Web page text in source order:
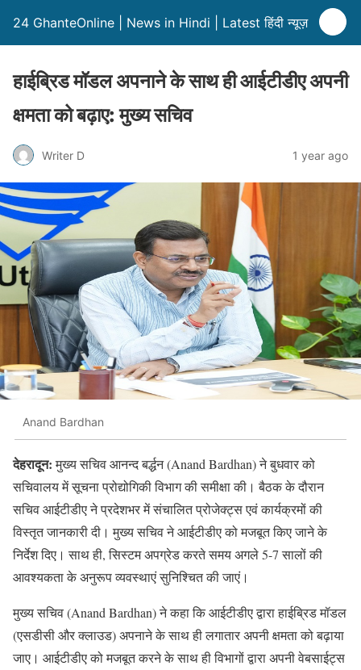
24 GhanteOnline | News in Hindi | Latest हिंदी न्यूज़
हाईब्रिड मॉडल अपनाने के साथ ही आईटीडीए अपनी
क्षमता को बढ़ाए: मुख्य सचिव
Writer D 1 year ago
Anand Bardhan
देहरादून:मुख्य सचिव आनन्द बर्द्धन (Anand Bardhan) ने बुधवार को
सचिवालय में सूचना प्रोद्योगिकी विभाग की समीक्षा की। बैठक के दौरान
सचिव आईटीडीए ने प्रदेशभर में संचालित प्रोजेक्ट्स एवं कार्यक्रमों की
विस्तृत जानकारी दी। मुख्य सचिव ने आईटीडीए को मजबूत किए जाने के
निर्देश दिए। साथ ही, सिस्टम अपग्रेड करते समय अगले 5-7 सालों की
आवश्यकता के अनुरूप व्यवस्थाएं सुनिश्चित की जाएं।
मुख्य सचिव (Anand Bardhan) ने कहा कि आईटीडीए द्वारा हाईब्रिड मॉडल
(एसडीसी और क्लाउड) अपनाने के साथ ही लगातार अपनी क्षमता को बढ़ाया
जाए। आईटीडीए को मजबूत करने के साथ ही विभागों द्वारा अपनी वेबसाईट्स